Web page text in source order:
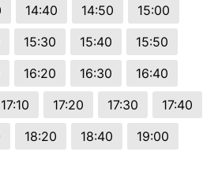
14:40 14:50
15:00
15:30 15:40
15:50
16:20 16:30
16:40
17:10 17:20 17:30
17:40
18:20 18:40 19:00